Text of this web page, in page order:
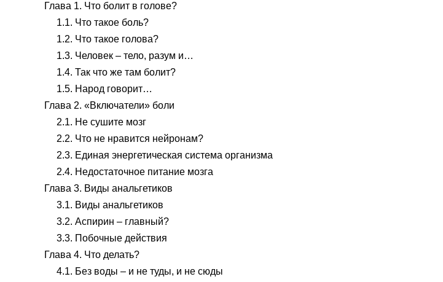
Глава 1. Что болит в голове?
1.1. Что такое боль?
1.2. Что такое голова?
1.3. Человек – тело, разум и…
1.4. Так что же там болит?
1.5. Народ говорит…
Глава 2. «Включатели» боли
2.1. Не сушите мозг
2.2. Что не нравится нейронам?
2.3. Единая энергетическая система организма
2.4. Недостаточное питание мозга
Глава 3. Виды анальгетиков
3.1. Виды анальгетиков
3.2. Аспирин – главный?
3.3. Побочные действия
Глава 4. Что делать?
4.1. Без воды – и не туды, и не сюды